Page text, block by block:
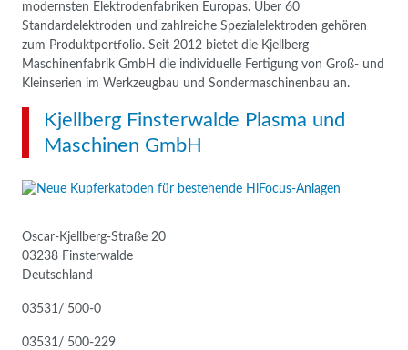
modernsten Elektrodenfabriken Europas. Über 60
Standardelektroden und zahlreiche Spezialelektroden gehören
zum Produktportfolio. Seit 2012 bietet die Kjellberg
Maschinenfabrik GmbH die individuelle Fertigung von Groß- und
Kleinserien im Werkzeugbau und Sondermaschinenbau an.
Kjellberg Finsterwalde Plasma und
Maschinen GmbH
Oscar-Kjellberg-Straße 20
03238 Finsterwalde
Deutschland
03531/ 500-0
03531/ 500-229